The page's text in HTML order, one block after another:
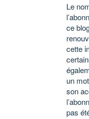
Le
ce
cette
un
son
pas